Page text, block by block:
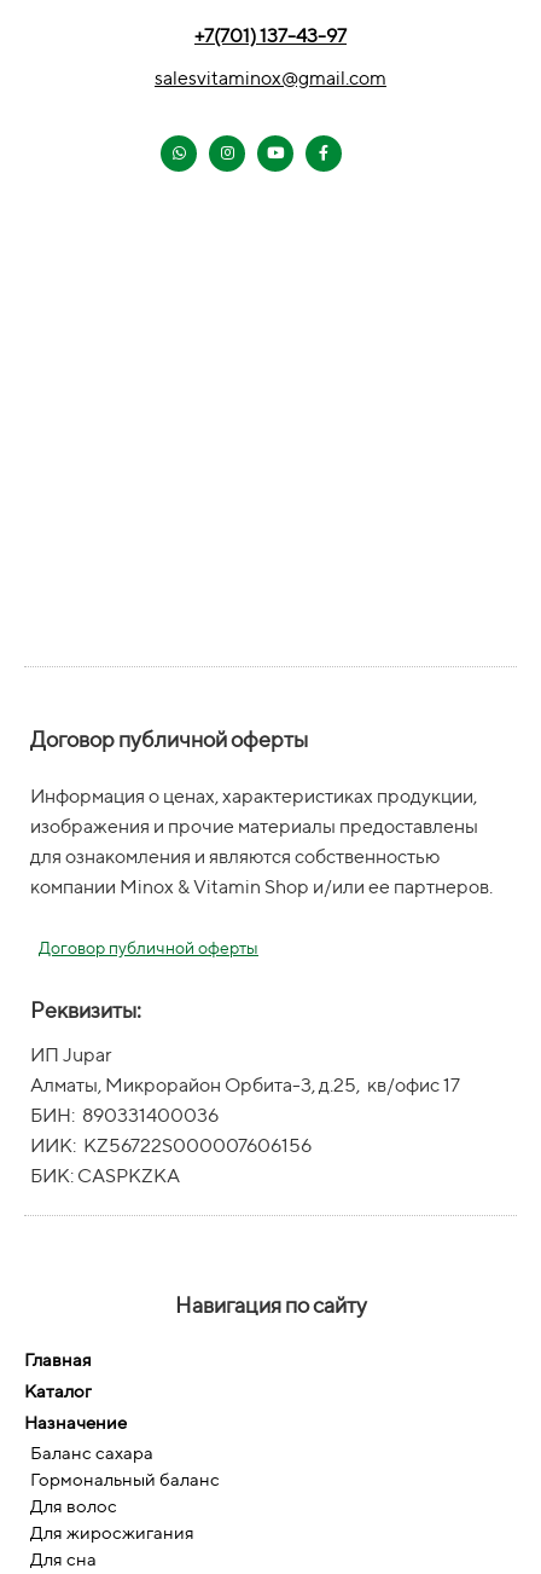
+7(701) 137-43-97
salesvitaminox@gmail.com
Договор публичной оферты
Информация о ценах, характеристиках продукции,
изображения и прочие материалы предоставлены
для ознакомления и являются собственностью
компании Minox & Vitamin Shop и/или ее партнеров.
Договор публичной оферты
Реквизиты:
ИП Jupar
Алматы, Микрорайон Орбита-3, д.25, кв/офис 17
БИН: 890331400036
ИИК: KZ56722S000007606156
БИК: CASPKZKA
Навигация по сайту
Главная
Каталог
Назначение
Баланс сахара
Гормональный баланс
Для волос
Для жиросжигания
Для сна